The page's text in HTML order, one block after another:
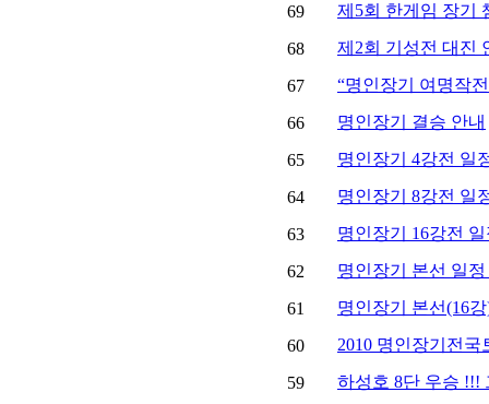
69 제5회 한게임 장기
68 제2회 기성전 대진
67 “명인장기 여명작
66 명인장기 결승 안내
65 명인장기 4강전 일
64 명인장기 8강전 일
63 명인장기 16강전
62 명인장기 본선 일
61 명인장기 본선(16
60 2010 명인장기전국
59 하성호 8단 우승 !!!